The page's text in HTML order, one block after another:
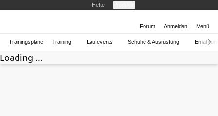
Hefte
Forum Anmelden Menü
Trainingspläne Training Laufevents Schuhe & Ausrüstung
Loading ...